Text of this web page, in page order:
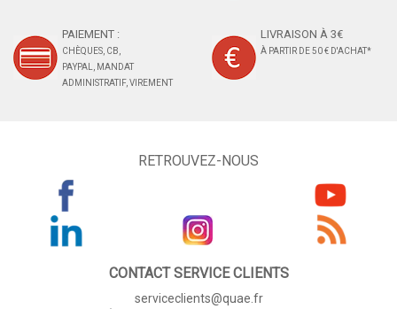
PAIEMENT :
CHÈQUES, CB,
PAYPAL, MANDAT
ADMINISTRATIF, VIREMENT
LIVRAISON À 3€
À PARTIR DE 50 € D'ACHAT*
RETROUVEZ-NOUS
CONTACT SERVICE CLIENTS
serviceclients@quae.fr